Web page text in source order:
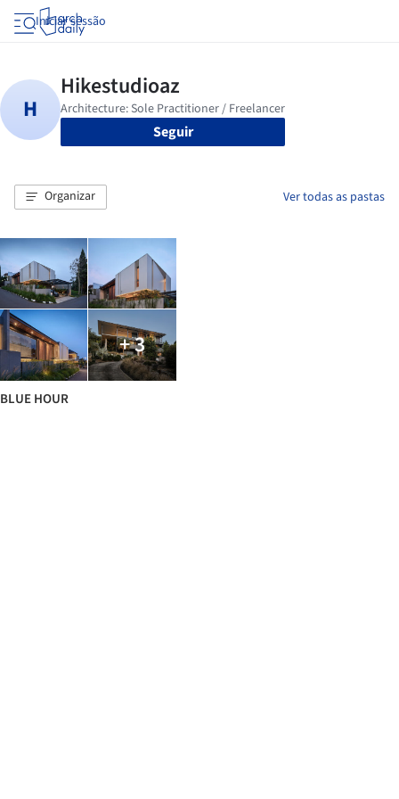
Iniciar sessão
Seguir
Organizar Ver todas as pastas
+ 3
BLUE HOUR